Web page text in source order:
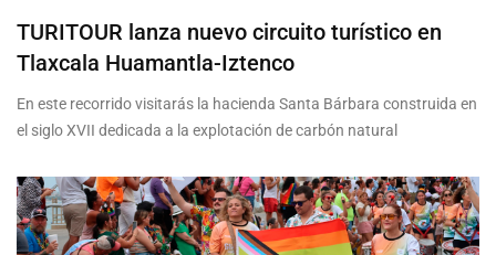
TURITOUR lanza nuevo circuito turístico en
Tlaxcala Huamantla-Iztenco
En este recorrido visitarás la hacienda Santa Bárbara construida en
el siglo XVII dedicada a la explotación de carbón natural